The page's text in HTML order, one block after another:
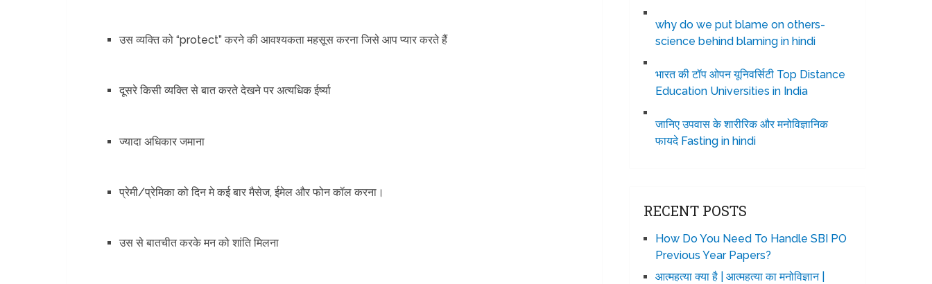
उस व्यक्ति को “protect” करने की आवश्यकता महसूस करना जिसे आप प्यार करते हैं
दूसरे किसी व्यक्ति से बात करते देखने पर अत्यधिक ईर्ष्या
ज्यादा अधिकार जमाना
प्रेमी/प्रेमिका को दिन मे कई बार मैसेज, ईमेल और फोन कॉल करना।
उस से बातचीत करके मन को शांति मिलना
why do we put blame on others-
science behind blaming in hindi
भारत की टॉप ओपन यूनिवर्सिटी Top Distance
Education Universities in India
जानिए उपवास के शारीरिक और मनोविज्ञानिक
फायदे Fasting in hindi
RECENT POSTS
How Do You Need To Handle SBI PO
Previous Year Papers?
आत्महत्या क्या है | आत्महत्या का मनोविज्ञान |